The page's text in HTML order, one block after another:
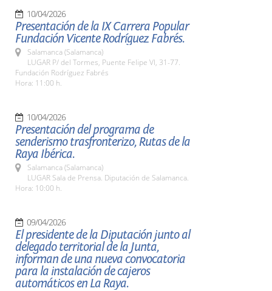
10/04/2026
Presentación de la IX Carrera Popular
Fundación Vicente Rodríguez Fabrés.
Salamanca (Salamanca)
LUGAR P/ del Tormes, Puente Felipe VI, 31-77.
Fundación Rodríguez Fabrés
Hora: 11:00 h.
10/04/2026
Presentación del programa de
senderismo trasfronterizo, Rutas de la
Raya Ibérica.
Salamanca (Salamanca)
LUGAR Sala de Prensa. Diputación de Salamanca.
Hora: 10:00 h.
09/04/2026
El presidente de la Diputación junto al
delegado territorial de la Junta,
informan de una nueva convocatoria
para la instalación de cajeros
automáticos en La Raya.